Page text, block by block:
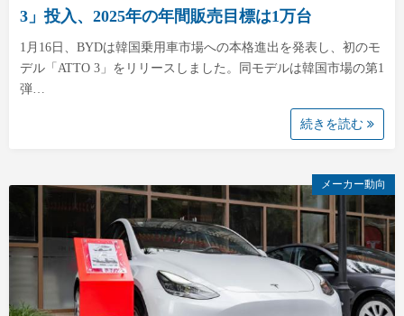
3」投入、2025年の年間販売目標は1万台
1月16日、BYDは韓国乗用車市場への本格進出を発表し、初のモ
デル「ATTO 3」をリリースしました。同モデルは韓国市場の第1
弾…
続きを読む
メーカー動向